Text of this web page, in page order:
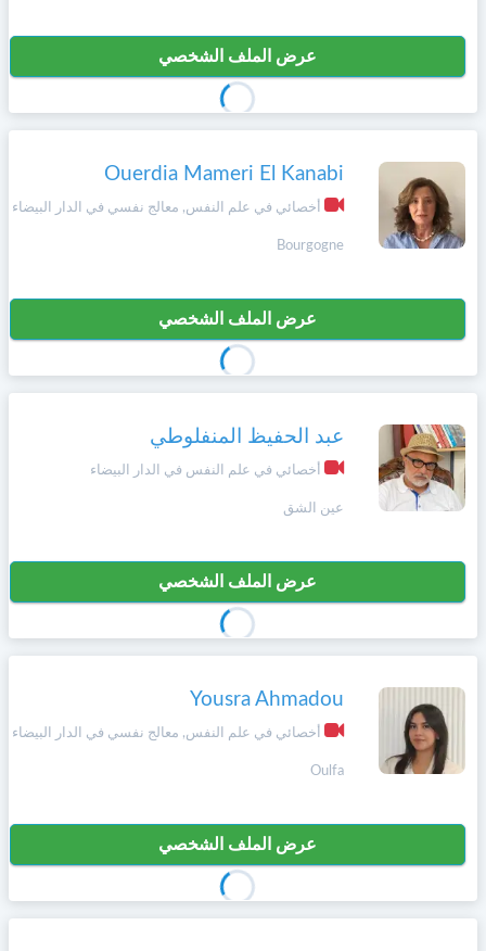
عرض الملف الشخصي
Ouerdia Mameri El Kanabi
أخصائي في علم النفس, معالج نفسي في الدار البيضاء
Bourgogne
عرض الملف الشخصي
عبد الحفيظ المنفلوطي
أخصائي في علم النفس في الدار البيضاء
عين الشق
عرض الملف الشخصي
Yousra Ahmadou
أخصائي في علم النفس, معالج نفسي في الدار البيضاء
Oulfa
عرض الملف الشخصي